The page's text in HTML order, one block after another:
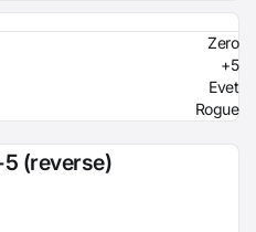
Zero
+5
Evet
Rogue
(reverse)